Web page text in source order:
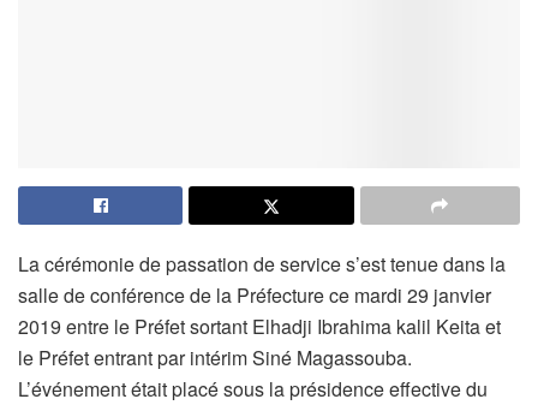
La cérémonie de passation de service s’est tenue dans la
salle de conférence de la Préfecture ce mardi 29 janvier
2019 entre le Préfet sortant Elhadji Ibrahima kalil Keita et
le Préfet entrant par intérim Siné Magassouba.
L’événement était placé sous la présidence effective du